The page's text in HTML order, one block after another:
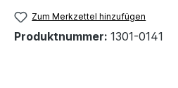
Zum Merkzettel hinzufügen
Produktnummer: 1301-0141